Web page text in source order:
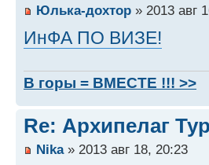
Юлька-дохтор » 2013 авг
ИнФА ПО ВИЗЕ!
В горы = ВМЕСТЕ !!! >>
Re: Архипелаг
Nika» 2013 авг 18, 20:23